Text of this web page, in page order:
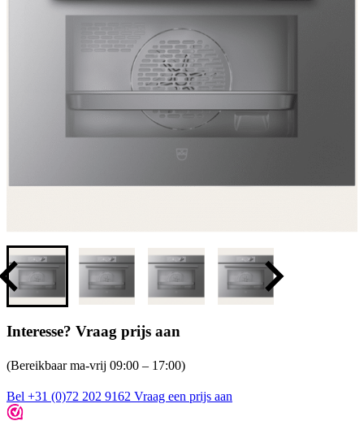
Interesse? Vraag prijs aan
(Bereikbaar ma-vrij 09:00 – 17:00)
Bel +31 (0)72 202 9162 Vraag een prijs aan